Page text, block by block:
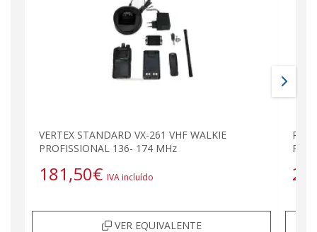
VERTEX STANDARD VX-261 VHF WALKIE
PROFISSIONAL 136- 174 MHz
181,50€ IVA incluído
VER EQUIVALENTE